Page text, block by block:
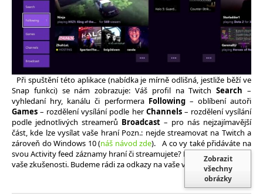
Při spuštění této aplikace (nabídka je mírně odlišná, jestliže běží ve
Snap funkci) se nám zobrazuje: Váš profil na TwitchSearch –
vyhledaní hry, kanálu či performera Following– oblíbení autoři
Games – rozdělení vysílání podle herChannels– rozdělení vysílání
podle jednotlivých streamerů Broadcast – pro nás nejzajímavější
část, kde lze vysílat vaše hraní Pozn.: nejde streamovat na Twitch a
zároveň do Windows 10 (náš návod zde). A co vy také přidáváte na
svou Activity feed záznamy hraní či streamujete? Podělte se s námi o
vaše zkušenosti. Budeme rádi za odkazy na vaše výtvory.
Zobrazit
všechny
obrázky